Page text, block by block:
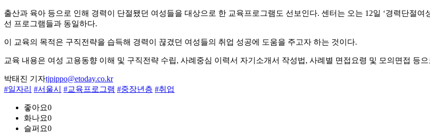
출산과 육아 등으로 인해 경력이 단절됐던 여성들을 대상으로 한 교육프로그램도 선보인다. 센터는 오는 12일 ‘경력단절
선 프로그램들과 동일하다.
이 교육의 목적은 구직전략을 습득해 경력이 끊겼던 여성들의 취업 성공에 도움을 주고자 하는 것이다.
교육 내용은 여성 고용동향 이해 및 구직전략 수립, 사례중심 이력서 자기소개서 작성법, 사례별 면접요령 및 모의면접 등
박태진 기자tjpippo@etoday.co.kr
#일자리 #서울시 #교육프로그램 #중장년층 #취업
좋아요0
화나요0
슬퍼요0